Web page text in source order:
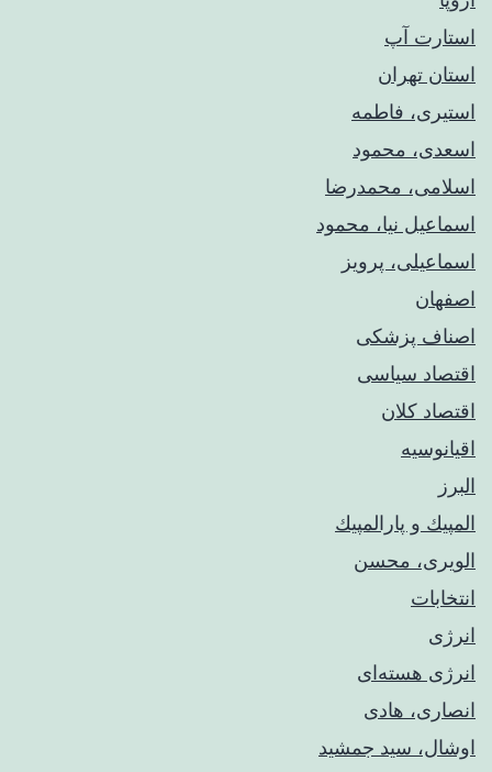
استارت آپ
استان تهران
استیری، فاطمه
اسعدی، محمود
اسلامی، محمدرضا
اسماعیل نیا، محمود
اسماعیلی، پرویز
اصفهان
اصناف پزشکی
اقتصاد سیاسی
اقتصاد کلان
اقیانوسیه
البرز
المپيك و پارالمپيك
الویری، محسن
انتخابات
انرژی
انرژی هسته‌ای
انصاری، هادی
اوشال، سید جمشید